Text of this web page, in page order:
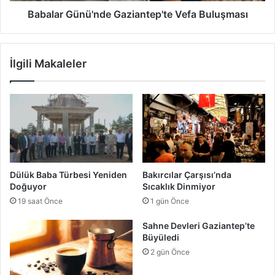
a
s
ı
a
ş
l
ı
i
a
n
e
'
V
e
f
Babalar Günü'nde Gaziantep'te Vefa Buluşması
İlgili Makaleler
Dülük Baba Türbesi Yeniden
Doğuyor
19 saat Önce
Bakırcılar Çarşısı’nda
Sıcaklık Dinmiyor
1 gün Önce
Sahne Devleri Gaziantep’te
Büyüledi
2 gün Önce